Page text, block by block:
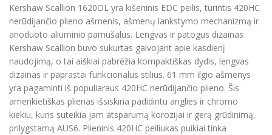
Kershaw Scallion 1620OL yra kišeninis EDC peilis, turintis 420HC
nerūdijančio plieno ašmenis, ašmenų lankstymo mechanizmą ir
anoduoto aliuminio pamušalus. Lengvas ir patogus dizainas
Kershaw Scallion buvo sukurtas galvojant apie kasdienį
naudojimą, o tai aiškiai pabrėžia kompaktiškas dydis, lengvas
dizainas ir paprastai funkcionalus stilius. 61 mm ilgio ašmenys
yra pagaminti iš populiaraus 420HC nerūdijančio plieno. Šis
amerikietiškas plienas išsiskiria padidintu anglies ir chromo
kiekiu, kuris suteikia jam atsparumą korozijai ir gerą grūdinimą,
prilygstamą AUS6. Plieninis 420HC peiliukas puikiai tinka